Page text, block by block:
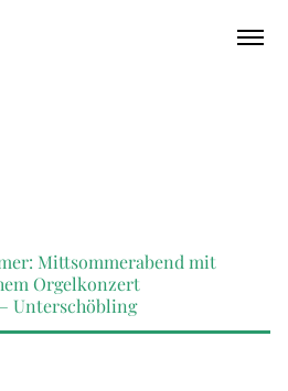
Mittsommerabend mit
Orgelkonzert
Unterschöbling